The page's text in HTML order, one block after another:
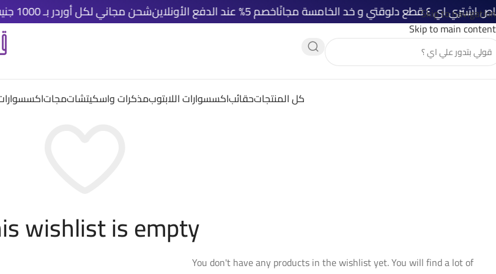
Skip to navigation
Skip to main content
شحن مجاني لكل أوردر بـ 1000 جنيه او أكثر خصم 5% عند الدفع الأونلاين و خد الخامسة مجانًا
كل المنتجاتحقائباكسسوارات اللابتوبمذكرات واسكيتشاتمجات
wishlist is empty.
You don't have any products in the wishlist yet. You will find a lot of